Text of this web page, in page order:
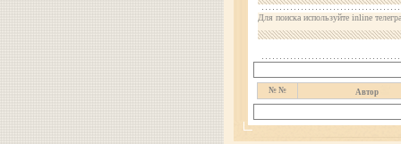
Для поиска используйте inline
№ № Автор